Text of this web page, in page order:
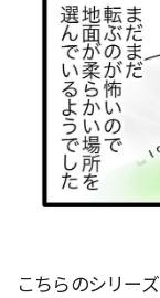
こちらのシリー